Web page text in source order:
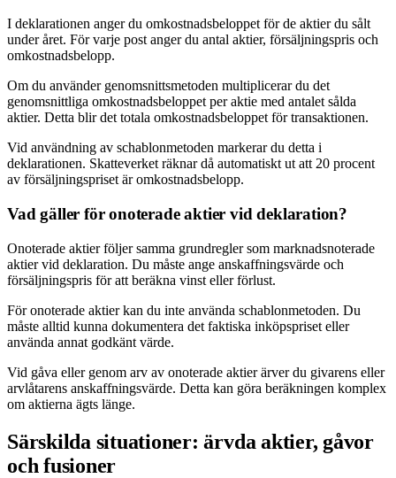
I deklarationen anger du omkostnadsbeloppet för de aktier du sålt
under året. För varje post anger du antal aktier, försäljningspris och
omkostnadsbelopp.
Om du använder genomsnittsmetoden multiplicerar du det
genomsnittliga omkostnadsbeloppet per aktie med antalet sålda
aktier. Detta blir det totala omkostnadsbeloppet för transaktionen.
Vid användning av schablonmetoden markerar du detta i
deklarationen. Skatteverket räknar då automatiskt ut att 20 procent
av försäljningspriset är omkostnadsbelopp.
Vad gäller för onoterade aktier vid deklaration?
Onoterade aktier följer samma grundregler som marknadsnoterade
aktier vid deklaration. Du måste ange anskaffningsvärde och
försäljningspris för att beräkna vinst eller förlust.
För onoterade aktier kan du inte använda schablonmetoden. Du
måste alltid kunna dokumentera det faktiska inköpspriset eller
använda annat godkänt värde.
Vid gåva eller genom arv av onoterade aktier ärver du givarens eller
arvlåtarens anskaffningsvärde. Detta kan göra beräkningen komplex
om aktierna ägts länge.
Särskilda situationer: ärvda aktier, gåvor
och fusioner